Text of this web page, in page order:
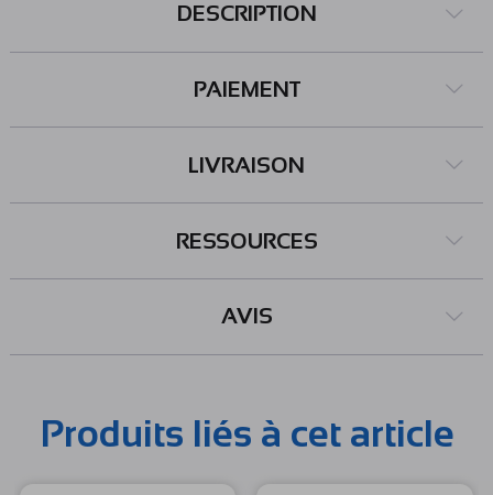
DESCRIPTION
PAIEMENT
LIVRAISON
RESSOURCES
AVIS
Produits liés à cet article